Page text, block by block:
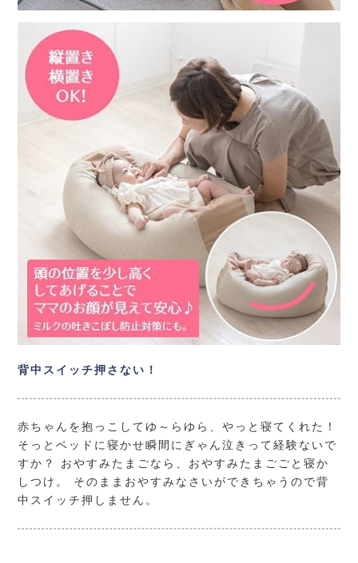
背中スイッチ押さない！
赤ちゃんを抱っこしてゆ～らゆら、やっと寝てくれた！
そっとベッドに寝かせ瞬間にぎゃん泣きって経験ないで
すか？ おやすみたまごなら、おやすみたまごごと寝か
しつけ。 そのままおやすみなさいができちゃうので背
中スイッチ押しません。